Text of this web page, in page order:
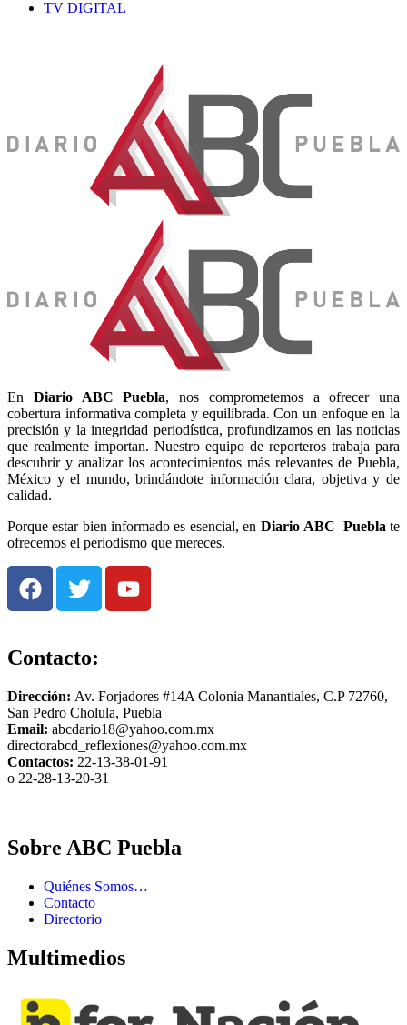
TV DIGITAL
En Diario ABC Puebla, nos comprometemos a ofrecer una
cobertura informativa completa y equilibrada. Con un enfoque en la
precisión y la integridad periodística, profundizamos en las noticias
que realmente importan. Nuestro equipo de reporteros trabaja para
descubrir y analizar los acontecimientos más relevantes de Puebla,
México y el mundo, brindándote información clara, objetiva y de
calidad.
Porque estar bien informado es esencial, en Diario ABC Puebla te
ofrecemos el periodismo que mereces.
Contacto:
Dirección: Av. Forjadores #14A Colonia Manantiales, C.P 72760,
San Pedro Cholula, Puebla
Email: abcdario18@yahoo.com.mx
directorabcd_reflexiones@yahoo.com.mx
Contactos: 22-13-38-01-91
o 22-28-13-20-31
Sobre ABC Puebla
Quiénes Somos…
Contacto
Directorio
Multimedios